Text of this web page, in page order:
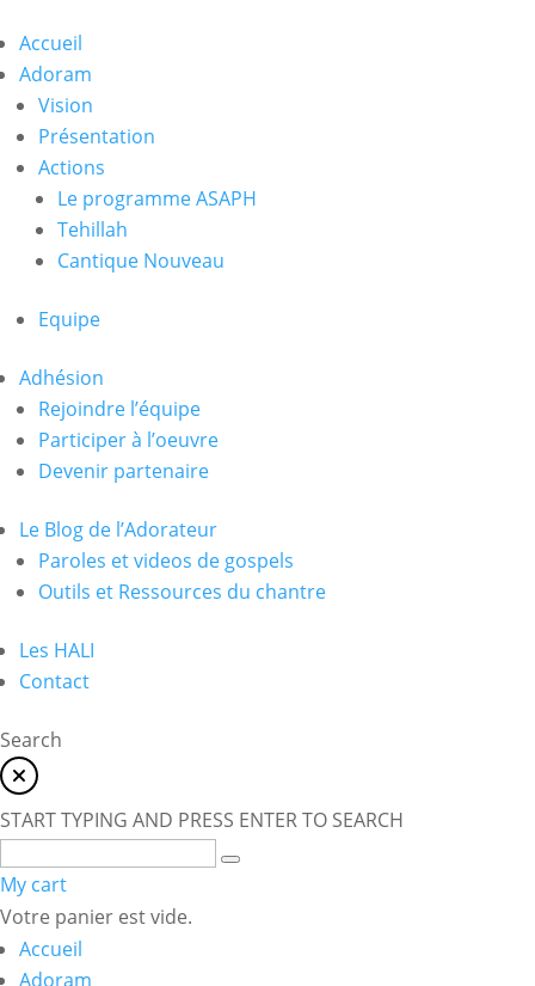
Accueil
Adoram
Vision
Présentation
Actions
Le programme ASAPH
Tehillah
Cantique Nouveau
Equipe
Adhésion
Rejoindre l’équipe
Participer à l’oeuvre
Devenir partenaire
Le Blog de l’Adorateur
Paroles et videos de gospels
Outils et Ressources du chantre
Les HALI
Contact
Search
START TYPING AND PRESS ENTER TO SEARCH
My cart
Votre panier est vide.
Accueil
Adoram